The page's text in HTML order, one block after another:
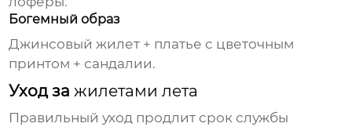
Богемный образ
Джинсовый жилет + платье с цветочным
принтом + сандалии.
Уход зажилетами лета
Правильный уход продлит срок службы